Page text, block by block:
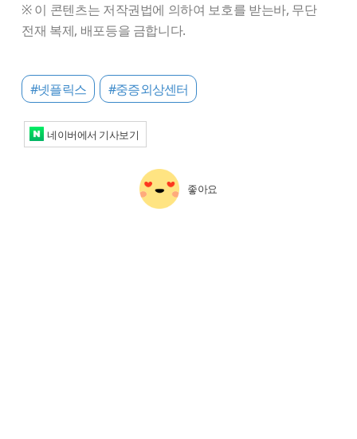
※ 이 콘텐츠는 저작권법에 의하여 보호를 받는바, 무단
전재 복제, 배포등을 금합니다.
#넷플릭스 #중증외상센터
네이버에서 기사보기
좋아요